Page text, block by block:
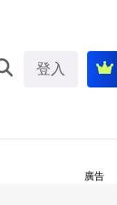
登入
廣告